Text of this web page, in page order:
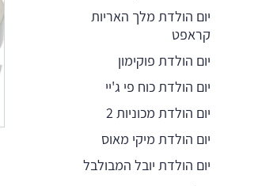
יום הולדת מלך האריות
קראפט
יום הולדת פוקימון
יום הולדת כוח פי ג'יי
יום הולדת מכוניות 2
יום הולדת מיקי מאוס
יום הולדת יובל המבולבל